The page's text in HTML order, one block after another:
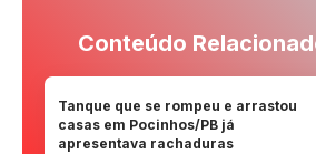
Conteúdo
Tanque que se rompeu e arrastou
casas em Pocinhos/PB já
apresentava rachaduras